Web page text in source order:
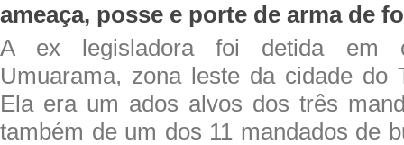
ameaça, posse e porte de arma de
A ex legisladora foi detida em
Umuarama, zona leste da cidade do
Ela era um ados alvos dos três
também de um dos 11 mandados de